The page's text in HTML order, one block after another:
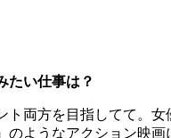
たい仕事は？
両方を目指してて。女
のようなアクション映画